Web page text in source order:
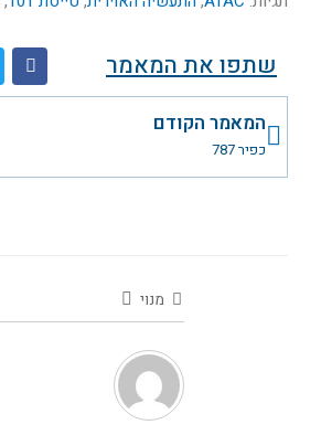
שתפו את המאמר
קודם
המאמר הקודם
כפיר 787
מנוי